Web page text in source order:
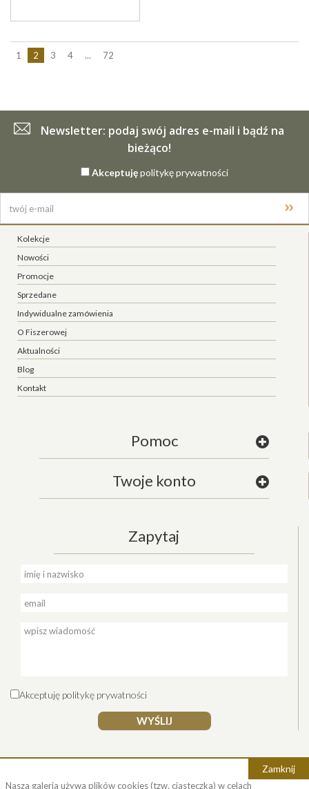
1 2 3 4 ... 72
Newsletter: podaj swój adres e-mail i bądź na
bieżąco!
Akceptujępolitykę prywatności
Kolekcje
Nowości
Promocje
Sprzedane
Indywidualne zamówienia
O Fiszerowej
Aktualności
Blog
Kontakt
Pomoc
Twoje konto
Zapytaj
Akceptuję politykę prywatności
WYŚLIJ
Zamknij
Nasza galeria używa plików cookies (tzw. ciasteczka) w celach